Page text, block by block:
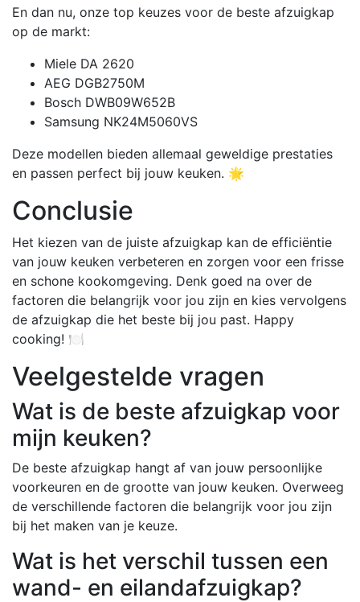
En dan nu, onze top keuzes voor de beste afzuigkap
op de markt:
Miele DA 2620
AEG DGB2750M
Bosch DWB09W652B
Samsung NK24M5060VS
Deze modellen bieden allemaal geweldige prestaties
en passen perfect bij jouw keuken. 🌟
Conclusie
Het kiezen van de juiste afzuigkap kan de efficiëntie
van jouw keuken verbeteren en zorgen voor een frisse
en schone kookomgeving. Denk goed na over de
factoren die belangrijk voor jou zijn en kies vervolgens
de afzuigkap die het beste bij jou past. Happy
cooking! 🍽️
Veelgestelde vragen
Wat is de beste afzuigkap voor
mijn keuken?
De beste afzuigkap hangt af van jouw persoonlijke
voorkeuren en de grootte van jouw keuken. Overweeg
de verschillende factoren die belangrijk voor jou zijn
bij het maken van je keuze.
Wat is het verschil tussen een
wand- en eilandafzuigkap?